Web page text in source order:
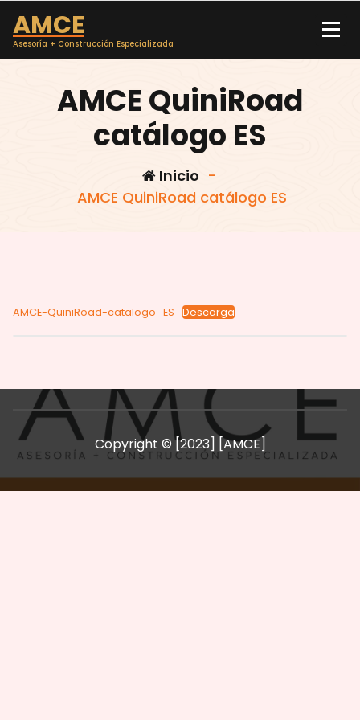
contenido
AMCE
Asesoría + Construcción Especializada
AMCE QuiniRoad
catálogo ES
Inicio -
AMCE QuiniRoad catálogo ES
AMCE-QuiniRoad-catalogo_ES Descarga
Copyright © [2023] [AMCE]